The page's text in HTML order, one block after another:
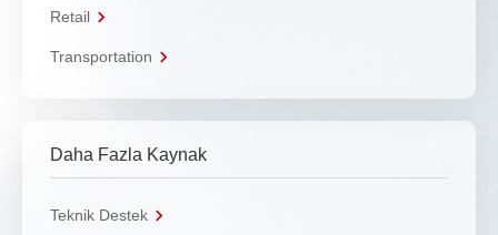
Retail
Transportation
Daha Fazla Kaynak
Teknik Destek